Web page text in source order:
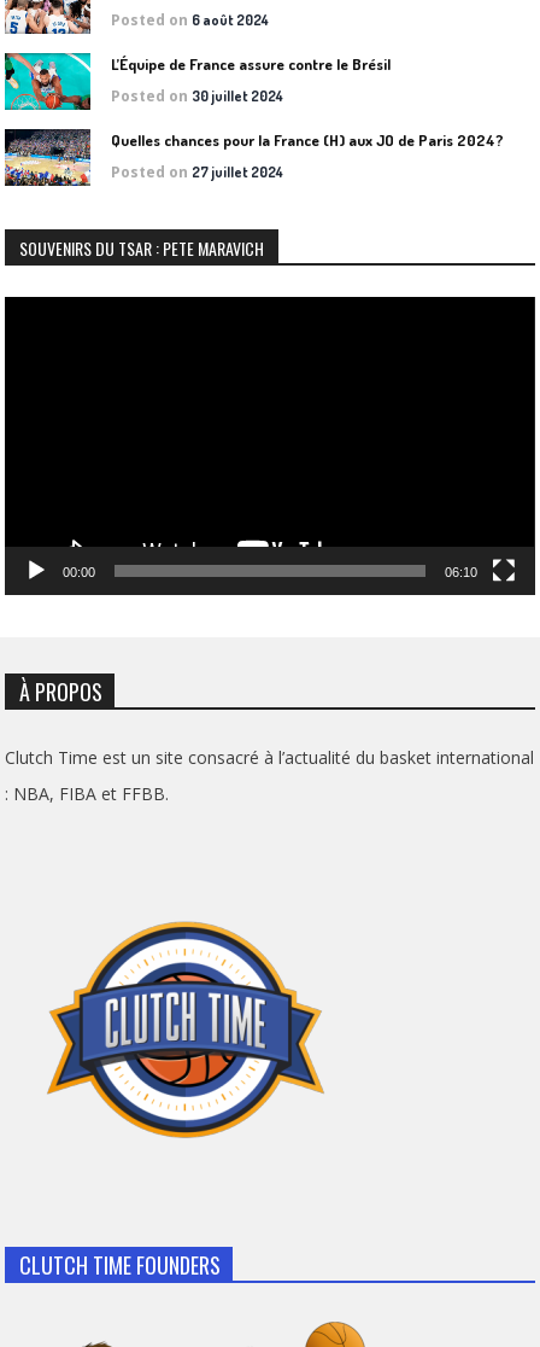
Posted on 6 août 2024
L’Équipe de France assure contre le Brésil
Posted on 30 juillet 2024
Quelles chances pour la France (H) aux JO de Paris 2024?
Posted on 27 juillet 2024
SOUVENIRS DU TSAR : PETE MARAVICH
00:00 06:10
À PROPOS
Clutch Time est un site consacré à l’actualité du basket international
: NBA, FIBA et FFBB.
CLUTCH TIME FOUNDERS